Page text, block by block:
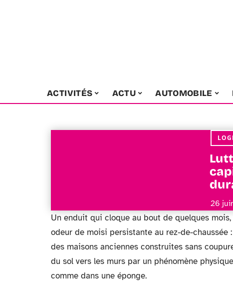
ACTIVITÉS ACTU AUTOMOBILE
26
Un enduit qui cloque au bout de quelques
odeur de moisi persistante au rez-de-
des maisons anciennes construites sans
du sol vers les murs par un phénomène
comme dans une éponge.